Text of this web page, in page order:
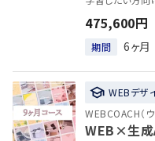
475,600円
期間 6ヶ月
WEBデザ
WEBCOACH（
WEB×生成